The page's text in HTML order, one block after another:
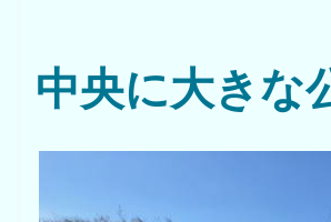
中央に大きな